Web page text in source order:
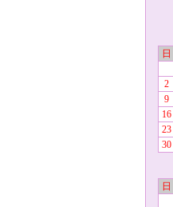
日
2
9
16
23
30
日